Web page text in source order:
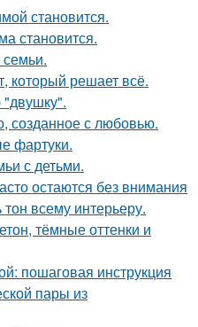
становится.
становится.
который решает всё.
созданное с любовью.
фартуки.
с детьми.
остаются без внимания
всему интерьеру.
тёмные оттенки и
пошаговая инструкция
пары из